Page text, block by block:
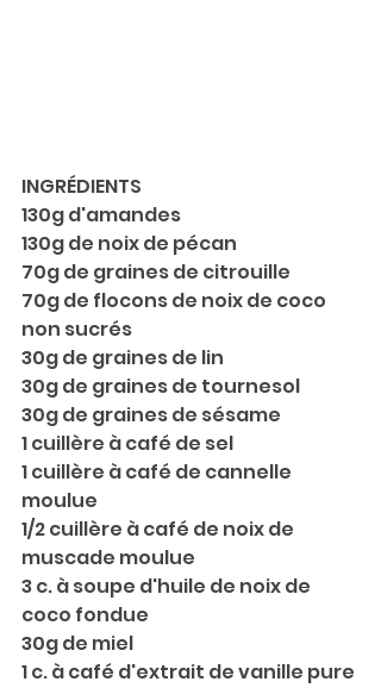
INGRÉDIENTS
130g d'amandes
130g de noix de pécan
70g de graines de citrouille
70g de flocons de noix de coco
non sucrés
30g de graines de lin
30g de graines de tournesol
30g de graines de sésame
1 cuillère à café de sel
1 cuillère à café de cannelle
moulue
1/2 cuillère à café de noix de
muscade moulue
3 c. à soupe d'huile de noix de
coco fondue
30g de miel
1 c. à café d'extrait de vanille pure